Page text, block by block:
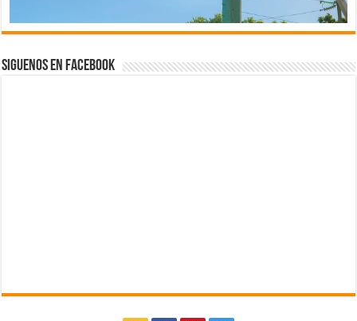
Siguenos en Facebook